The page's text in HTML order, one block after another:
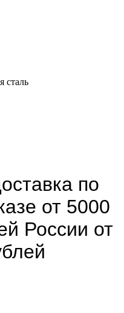
сталь
по
от 5000
России от